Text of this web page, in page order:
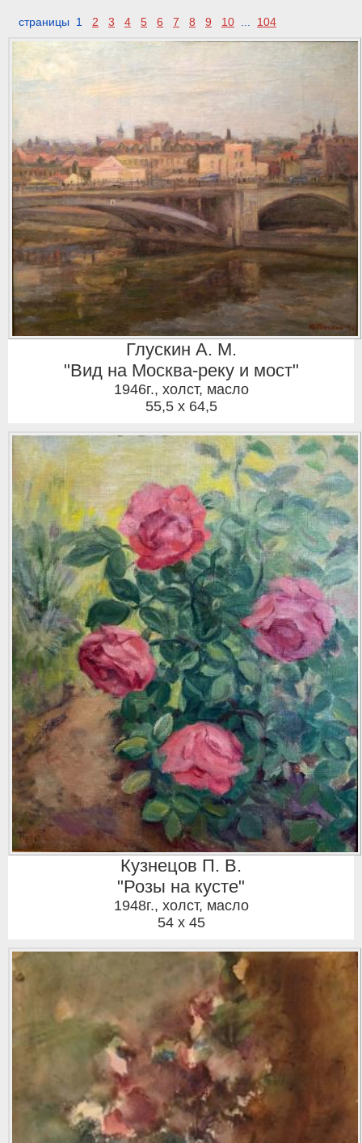
страницы 1 2 3 4 5 6 7 8 9 10 ... 104
Глускин А. М.
"Вид на Москва-реку и мост"
1946г., холст, масло
55,5 x 64,5
Кузнецов П. В.
"Розы на кусте"
1948г., холст, масло
54 x 45